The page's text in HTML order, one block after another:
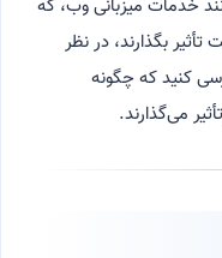
خدمات میزبانی وب، که
بگذارند، در نظر
کنید که چگونه
می‌گذارند.